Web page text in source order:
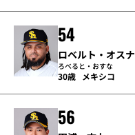
54
ロベルト・オスナ
ろべると・おすな
30歳 メキシコ
56